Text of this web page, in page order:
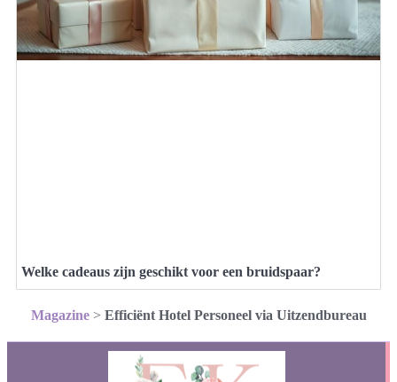
Welke cadeaus zijn geschikt voor een bruidspaar?
Magazine> Efficiënt Hotel Personeel via Uitzendbureau